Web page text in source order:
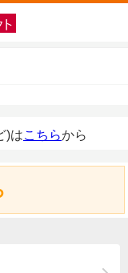
)はこちらから